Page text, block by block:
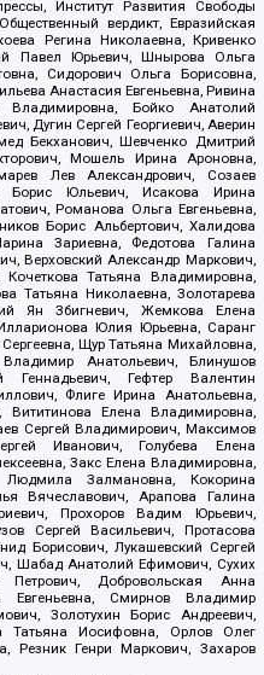
Институт Развития Свободы
вердикт, Евразийская
Регина Николаевна, Кривенко
Павел Юрьевич, Шнырова Ольга
Сидорович Ольга Борисовна,
Анастасия Евгеньевна, Ривина
Бойко Анатолий
Дугин Сергей Георгиевич, Аверин
Бекханович, Шевченко Дмитрий
Мошель Ирина Ароновна,
Лев Александрович, Созаев
Борис Юльевич, Исакова Ирина
Романова Ольга Евгеньевна,
Борис Альбертович, Халидова
Зариевна, Федотова Галина
Верховский Александр Маркович,
Татьяна Владимировна,
Татьяна Николаевна, Золотарева
Ян Збигневич, Жемкова Елена
Юлия Юрьевна, Саранг
Щур Татьяна Михайловна,
Анатольевич, Блинушов
Гефтер Валентин
Флиге Ирина Анатольевна,
Вититинова Елена Владимировна,
Сергей Владимирович, Максимов
Иванович, Голубева Елена
Закс Елена Владимировна,
Залмановна, Кокорина
Вячеславович, Арапова Галина
Прохоров Вадим Юрьевич,
Сергей Васильевич, Протасова
Борисович, Лукашевский Сергей
Шабад Анатолий Ефимович, Сухих
Добровольская Анна
Евгеньевна, Смирнов Владимир
Золотухин Борис Андреевич,
Татьяна Иосифовна, Орлов Олег
Резник Генри Маркович, Захаров